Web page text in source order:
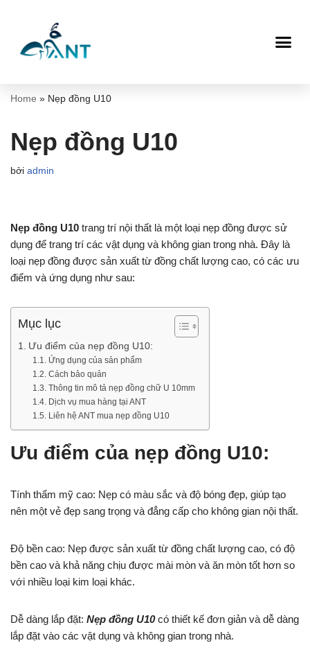
tới
Home » Nẹp đồng U10
Nẹp đồng U10
bởi admin
Nẹp đồng U10 trang trí nội thất là một loại nẹp đồng được sử
dụng để trang trí các vật dụng và không gian trong nhà. Đây là
loại nẹp đồng được sản xuất từ đồng chất lượng cao, có các ưu
điểm và ứng dụng như sau:
Mục lục
Ưu điểm của nẹp đồng U10:
Ứng dụng của sản phẩm
Cách bảo quản
Thông tin mô tả nẹp đồng chữ U 10mm
Dịch vụ mua hàng tại ANT
Liên hệ ANT mua nẹp đồng U10
Ưu điểm của nẹp đồng U10:
Tính thẩm mỹ cao: Nẹp có màu sắc và độ bóng đẹp, giúp tạo
nên một vẻ đẹp sang trọng và đẳng cấp cho không gian nội thất.
Độ bền cao: Nẹp được sản xuất từ đồng chất lượng cao, có độ
bền cao và khả năng chịu được mài mòn và ăn mòn tốt hơn so
với nhiều loại kim loại khác.
Dễ dàng lắp đặt: Nẹp đồng U10có thiết kế đơn giản và dễ dàng
lắp đặt vào các vật dụng và không gian trong nhà.